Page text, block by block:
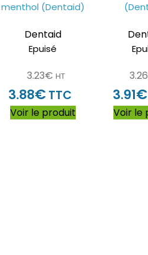
menthol (Dentaid)
Dentaid
Epuisé
3.23€ HT
3.88€ TTC
Voir le produit
3.26
3.91€
Voir le